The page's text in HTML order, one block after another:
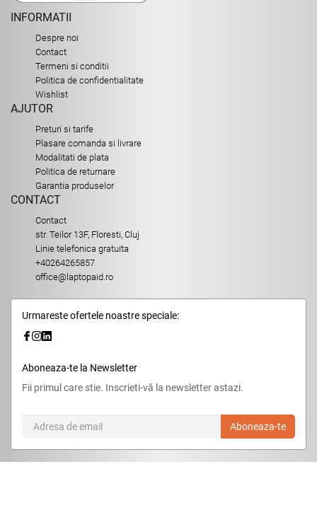
INFORMATII
Despre noi
Contact
Termeni si conditii
Politica de confidentialitate
Wishlist
AJUTOR
Preturi si tarife
Plasare comanda si livrare
Modalitati de plata
Politica de returnare
Garantia produselor
CONTACT
Contact
str. Teilor 13F, Floresti, Cluj
Linie telefonica gratuita
+40264265857
office@laptopaid.ro
Urmareste ofertele noastre speciale:
Aboneaza-te la Newsletter
Fii primul care stie. Inscrieti-vă la newsletter astazi.
Aboneaza-te